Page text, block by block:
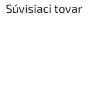
Súvisiaci tovar